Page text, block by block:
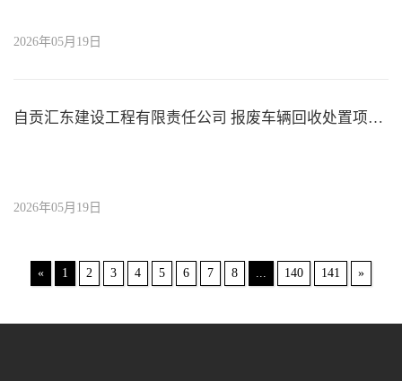
2026年05月19日
自贡汇东建设工程有限责任公司 报废车辆回收处置项目公开招标公告
2026年05月19日
« 1 2 3 4 5 6 7 8 ... 140 141 »